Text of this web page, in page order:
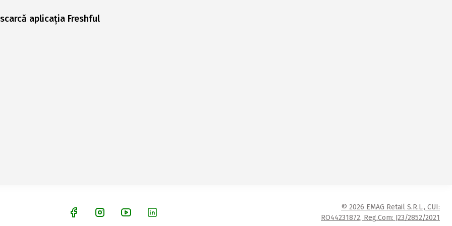
aplicația Freshful
© 2026 EMAG Retail S.R.L., CUI:
RO44231872, Reg.Com: J23/2852/2021